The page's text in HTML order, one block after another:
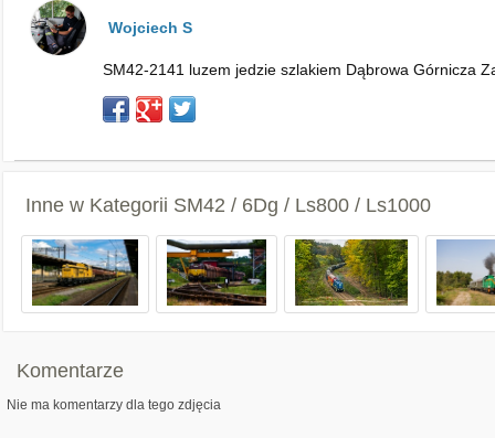
Wojciech S
SM42-2141 luzem jedzie szlakiem Dąbrowa Górnicza
Inne w Kategorii SM42 / 6Dg / Ls800 / Ls1000
Komentarze
Nie ma komentarzy dla tego zdjęcia